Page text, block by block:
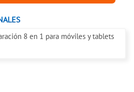
8 en 1 para móviles y tablets